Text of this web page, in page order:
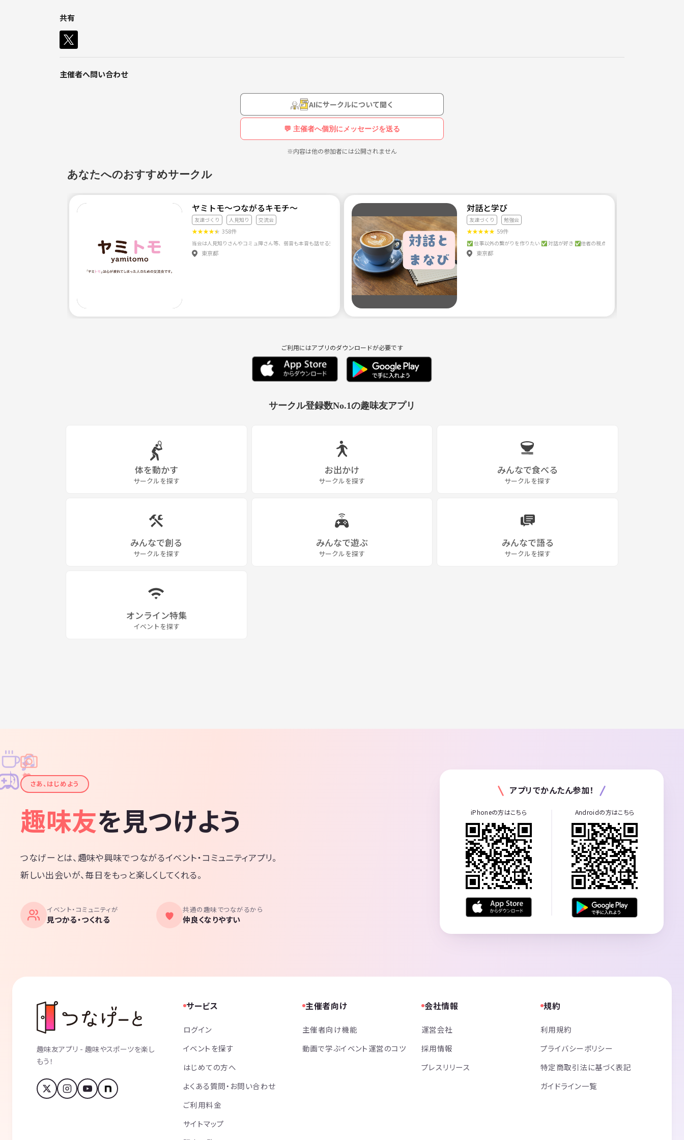
設立してある程度人数集まったら、イベント開催しようと思います😁
共有
主催者へ問い合わせ
AIにサークルについて聞く
💬 主催者へ個別にメッセージを送る
※内容は他の参加者には公開されません
あなたへのおすすめサークル
ヤミトモ～つながるキモチ～
友達づくり 人見知り 交流会
★★★★★ 358件
東京都
対話と学び
友達づくり 勉強会
★★★★★ 59件
東京都
ご利用にはアプリのダウンロードが必要です
サークル登録数No.1の趣味友アプリ
体を動かす
サークルを探す
お出かけ
サークルを探す
みんなで食べる
サークルを探す
みんなで創る
サークルを探す
みんなで遊ぶ
サークルを探す
みんなで語る
サークルを探す
オンライン特集
イベントを探す
✦
✦
✧
✧
♪
♫
さあ、はじめよう
趣味友を見つけよう
つなげーとは、趣味や興味でつながるイベント・コミュニティアプリ。
新しい出会いが、毎日をもっと楽しくしてくれる。
イベント・コミュニティが
見つかる・つくれる
共通の趣味でつながるから
仲良くなりやすい
アプリでかんたん参加！
iPhoneの方はこちら Androidの方はこちら
趣味友アプリ - 趣味やスポーツを楽し
もう！
サービス
ログイン
イベントを探す
はじめての方へ
よくある質問・お問い合わせ
ご利用料金
サイトマップ
主催者向け
主催者向け機能
動画で学ぶイベント運営のコツ
会社情報
運営会社
採用情報
プレスリリース
規約
利用規約
プライバシーポリシー
特定商取引法に基づく表記
ガイドライン一覧